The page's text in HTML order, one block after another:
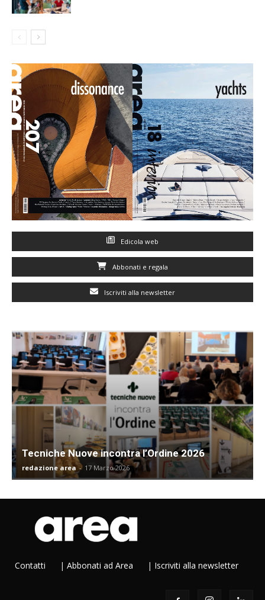
Edicola web
Abbonati e regala
Iscriviti alla newsletter
Tecniche Nuove incontra l’Ordine 2026
redazione area - 17 Marzo 2026
Contatti | Abbonati ad Area | Iscriviti alla newsletter